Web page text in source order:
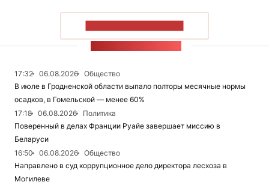
17:32 06.08.2026
Общество
В июле в Гродненской области выпало полторы месячные нормы
осадков, в Гомельской — менее 60%
17:18
06.08.2026
Политика
Поверенный в делах Франции Руайе завершает миссию в
Беларуси
16:50
06.08.2026
Общество
Направлено в суд коррупционное дело директора лесхоза в
Могилеве